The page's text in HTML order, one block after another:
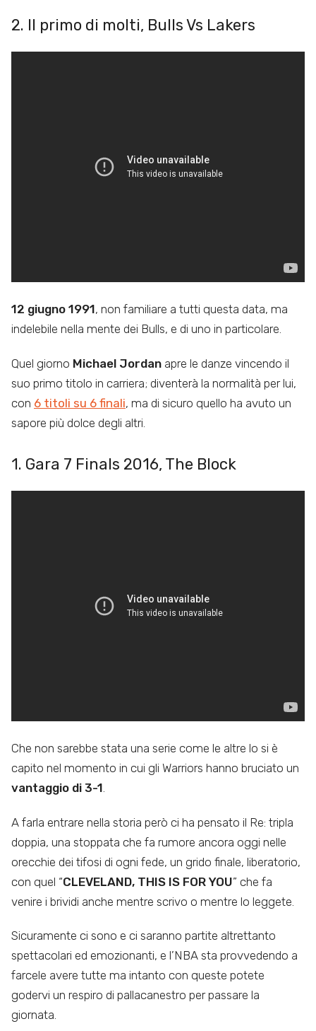
2. Il primo di molti, Bulls Vs Lakers
12 giugno 1991, non familiare a tutti questa data, ma
indelebile nella mente dei Bulls, e di uno in particolare.
Quel giorno Michael Jordan apre le danze vincendo il
suo primo titolo in carriera; diventerà la normalità per lui,
con 6 titoli su 6 finali, ma di sicuro quello ha avuto un
sapore più dolce degli altri.
1. Gara 7 Finals 2016, The Block
Che non sarebbe stata una serie come le altre lo si è
capito nel momento in cui gli Warriors hanno bruciato un
vantaggio di 3-1
A farla entrare nella storia però ci ha pensato il Re: tripla
doppia, una stoppata che fa rumore ancora oggi nelle
orecchie dei tifosi di ogni fede, un grido finale, liberatorio,
con quel “CLEVELAND, THIS IS FOR YOU” che fa
venire i brividi anche mentre scrivo o mentre lo leggete.
Sicuramente ci sono e ci saranno partite altrettanto
spettacolari ed emozionanti, e l’NBA sta provvedendo a
farcele avere tutte ma intanto con queste potete
godervi un respiro di pallacanestro per passare la
giornata.